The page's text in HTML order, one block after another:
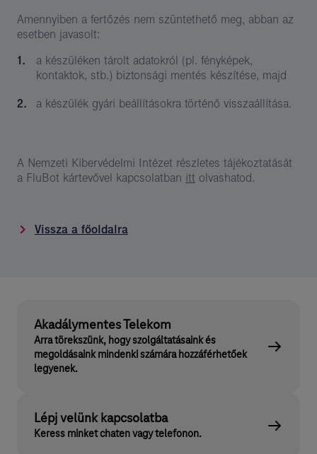
Amennyiben a fertőzés nem szüntethető meg, abban az
esetben javasolt:
a készüléken tárolt adatokról (pl. fényképek,
kontaktok, stb.) biztonsági mentés készítése, majd
a készülék gyári beállításokra történő visszaállítása.
A Nemzeti Kibervédelmi Intézet részletes tájékoztatását
a FluBot kártevővel kapcsolatban itt olvashatod.
Vissza a főoldalra
Akadálymentes Telekom
Arra törekszünk, hogy szolgáltatásaink és
megoldásaink mindenki számára hozzáférhetőek
legyenek.
Lépj velünk kapcsolatba
Keress minket chaten vagy telefonon.